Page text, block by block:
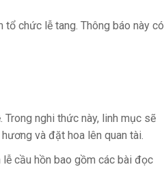
chức lễ tang. Thông báo này có
nghi thức này, linh mục sẽ
và đặt hoa lên quan tài.
cầu hồn bao gồm các bài đọc